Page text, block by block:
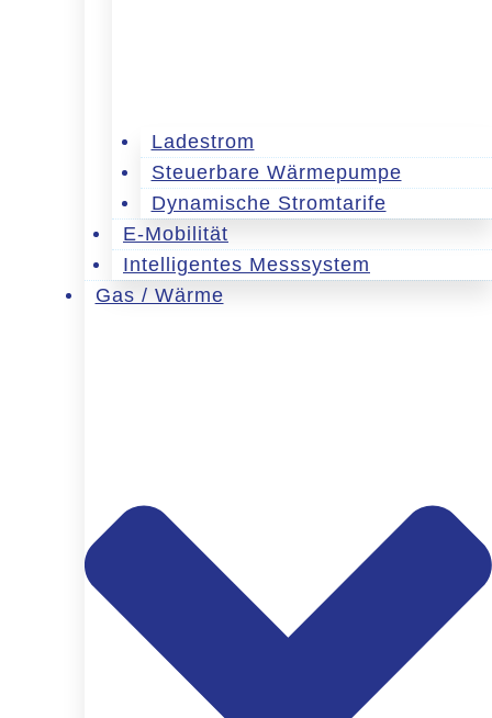
Ladestrom
Steuerbare Wärmepumpe
Dynamische Stromtarife
E-Mobilität
Intelligentes Messsystem
Gas / Wärme